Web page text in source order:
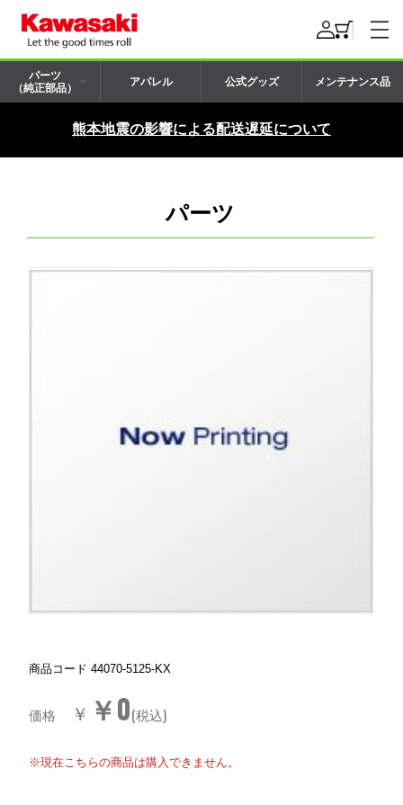
パーツ
（純正部品）
アパレル 公式グッズ メンテナンス品
熊本地震の影響による配送遅延について
パーツ
商品コード 44070-5125-KX
価格 ￥ ￥0(税込)
※現在こちらの商品は購入できません。